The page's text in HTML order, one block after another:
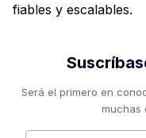
fiables y escalables.
Será el primero en
muchas